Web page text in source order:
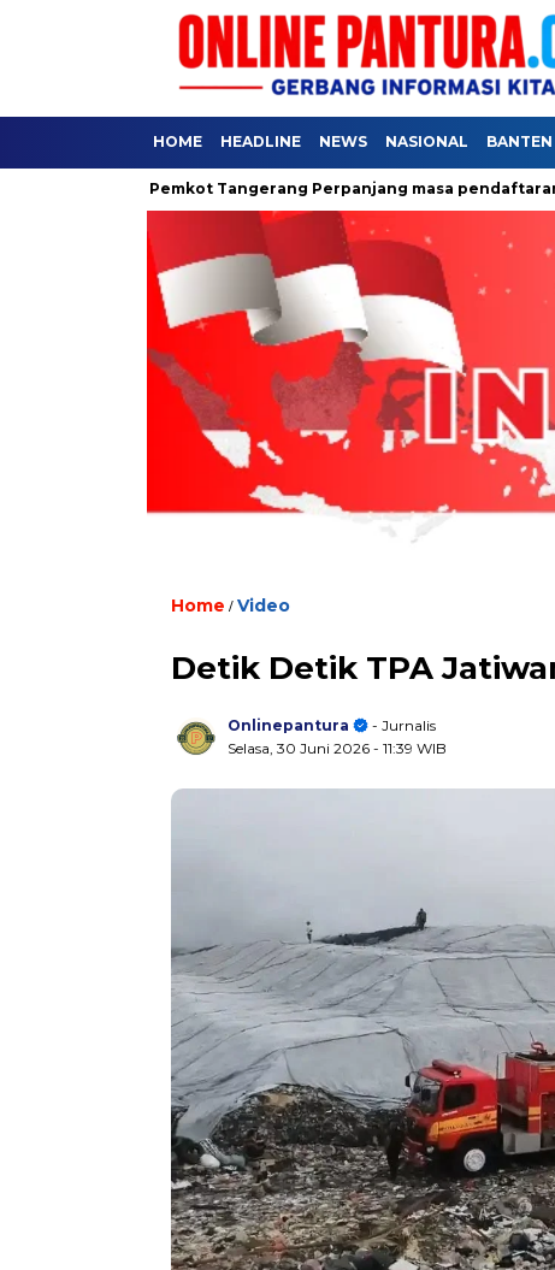
HOME HEADLINE NEWS NASIONAL BANTEN
Pemkot Tangerang Perpanjang masa pendaftaran
Home /Video
Detik Detik TPA
Onlinepantura
- Jurnalis
Selasa, 30 Juni 2026 - 11:39 WIB